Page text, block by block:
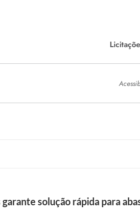
Editais de
Chamamentos
Esportesolução rápida para